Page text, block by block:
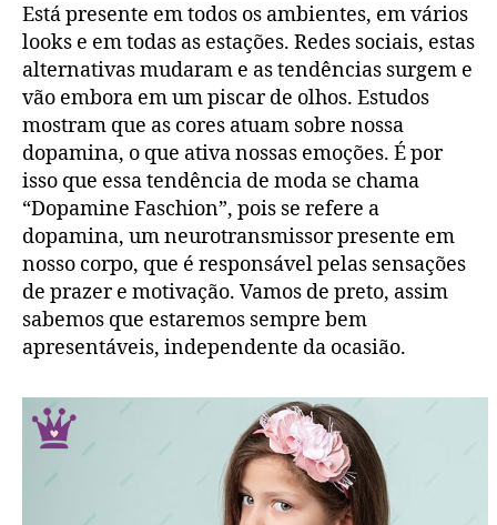
Está presente em todos os ambientes, em vários
looks e em todas as estações. Redes sociais, estas
alternativas mudaram e as tendências surgem e
vão embora em um piscar de olhos. Estudos
mostram que as cores atuam sobre nossa
dopamina, o que ativa nossas emoções. É por
isso que essa tendência de moda se chama
“Dopamine Faschion”, pois se refere a
dopamina, um neurotransmissor presente em
nosso corpo, que é responsável pelas sensações
de prazer e motivação. Vamos de preto, assim
sabemos que estaremos sempre bem
apresentáveis, independente da ocasião.